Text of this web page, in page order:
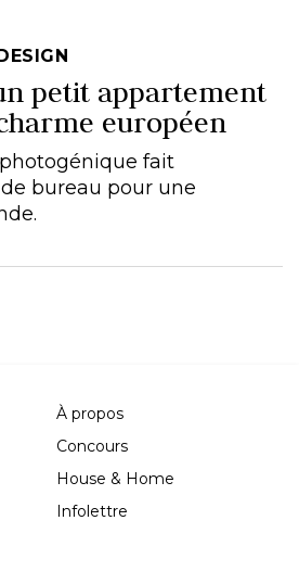
petit appartement
européen
fait
bureau pour une
À propos
Concours
House & Home
Infolettre